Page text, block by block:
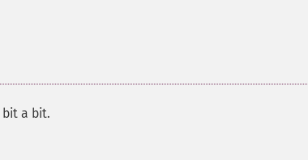
bit a bit.